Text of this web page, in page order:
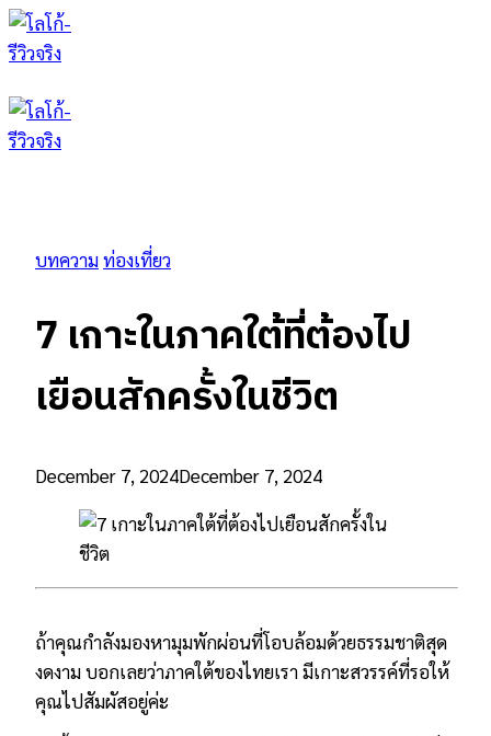
Skip
to
บทความท่องเที่ยว
7 เกาะในภาคใต้ที่ต้องไป
เยือนสักครั้งในชีวิต
December 7, 2024December 7, 2024
ถ้าคุณกำลังมองหามุมพักผ่อนที่โอบล้อมด้วยธรรมชาติสุด
งดงาม บอกเลยว่าภาคใต้ของไทยเรา มีเกาะสวรรค์ที่รอให้
คุณไปสัมผัสอยู่ค่ะ